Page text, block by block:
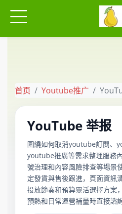
首页 Youtube推广
YouTube 举报
圍繞如何取消youtube訂閱、
youtube推廣等需求整理服務
號治理和內容風險排查等場景
定發貨與售後跟進，頁面資訊
投放節奏和預算靈活選擇方案
預熱和日常運營補量時直接諮